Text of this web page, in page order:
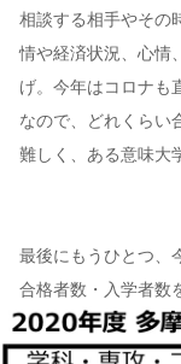
相談する相手やその
情や経済状況、心情
げ。今年はコロナも
なので、どれくらい
難しく、ある意味大
最後にもうひとつ、
合格者数・入学者数